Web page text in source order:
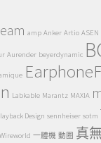
amp Anker Artio ASEN
Aurender beyerdynamic
Labkable Marantz MAXIA
Design sennheiser sotm
Wireworld 一體機 動圈 真